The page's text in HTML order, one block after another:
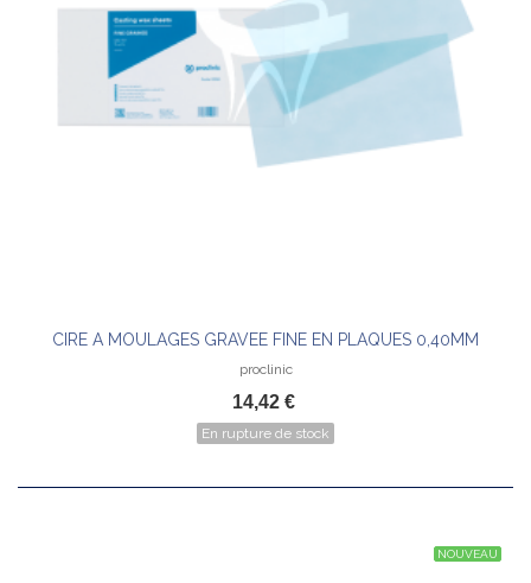
CIRE A MOULAGES GRAVEE FINE EN PLAQUES 0,40MM
proclinic
14,42 €
En rupture de stock
NOUVEAU